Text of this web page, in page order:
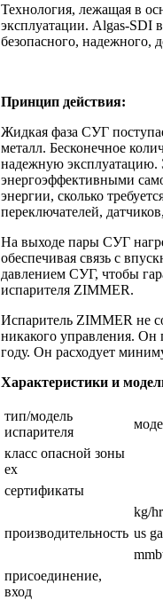
Технология, лежащая в
эксплуатации. Algas-SDI
безопасного, надежного,
Принцип действия:
Жидкая фаза СУГ
металл. Бесконечное
надежную эксплуатацию.
энергоэффективными
энергии, сколько
переключателей,
На выходе пары СУГ
обеспечивая связь с
давлением СУГ, чтобы
испарителя ZIMMER.
Испаритель ZIMMER не
никакого управления. Он
году. Он расходует
Характеристики и
тип/модель
испарителя
класс опасной зоны
ex
сертификаты
производительность
kg/hr
us
присоединение,
вход